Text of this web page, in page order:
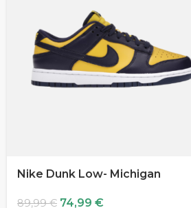
Nike Dunk Low- Michigan
89,99€ 74,99 €